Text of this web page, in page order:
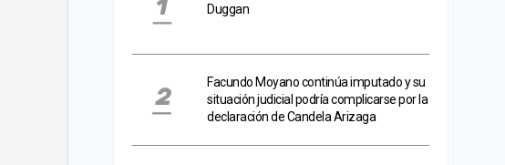
Duggan
Facundo Moyano continúa imputado y su
situación judicial podría complicarse por la
declaración de Candela Arizaga